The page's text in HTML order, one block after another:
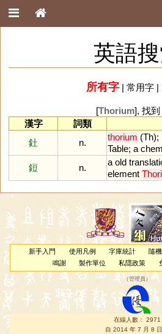
英語
所有字| 常用字|
[Thorium], 找到
漢字
詞類
釷
n.
thorium (Th);
Table; a
鋀
n.
a old
element
新手入門 使用凡例 字庫統計 隨
鳴謝
製作單位 私隱政策
（管理員 ）
在線人數： 2971
自 2014 年 7 月 8